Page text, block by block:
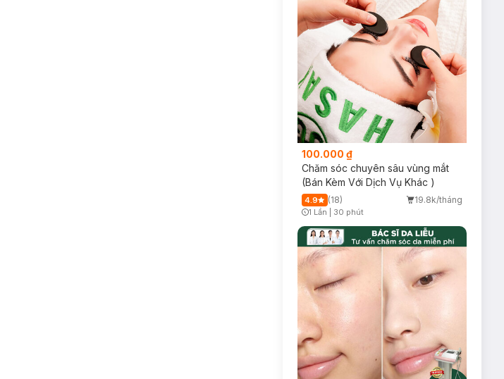
100.000 ₫
Chăm sóc chuyên sâu vùng mắt
(Bán Kèm Với Dịch Vụ Khác )
4.9 (18) 19.8k/tháng
1 Lần 30 phút